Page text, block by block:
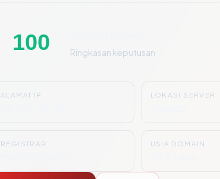
100 Ringkasan keputusan
ALAMAT IP LOKASI SERVER
REGISTRAR USIA DOMAIN